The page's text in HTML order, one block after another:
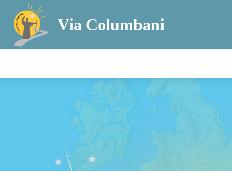
Via Columbani